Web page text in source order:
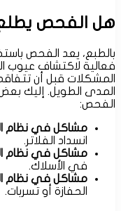
هل الفحص
بالطبع، يعد الفحص
فعالية لاكتشاف عيوب
المشكلات قبل أن
المدى الطويل. إليك
الفحص:
مشاكل في نظام
انسداد الفلاتر.
مشاكل في نظام
في الأسلاك.
مشاكل في نظام
الحفازة أو تسربات.